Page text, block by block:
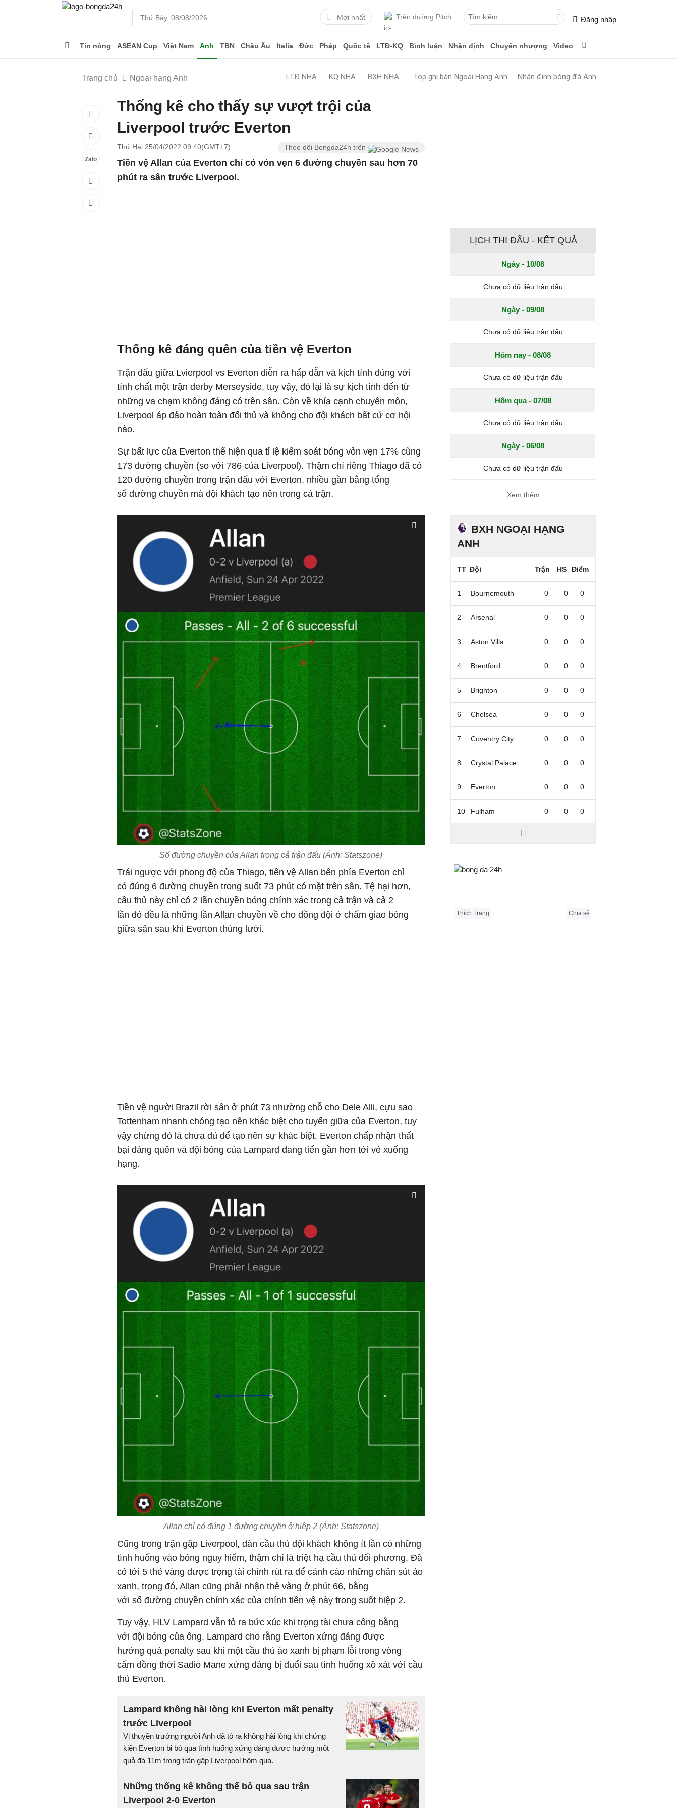
Thứ Bảy, 08/08/2026 Mới nhất Trên đường Pitch Đăng nhập
Tin nóng ASEAN Cup Việt Nam Anh TBN Châu Âu Italia Đức Pháp Quốc tế LTĐ-KQ Bình luận Nhận định Chuyển nhượng Video
Trang chủ Ngoại hạng Anh LTĐ NHA KQ NHA BXH NHA Top ghi bàn Ngoại Hạng Anh Nhận định bóng đá Anh
Zalo
Thống kê cho thấy sự vượt trội của
Liverpool trước Everton
Thứ Hai 25/04/2022 09:40(GMT+7) Theo dõi Bongda24h trên
Tiền vệ Allan của Everton chỉ có vỏn vẹn 6 đường chuyền sau hơn 70
phút ra sân trước Liverpool.
Thống kê đáng quên của tiền vệ Everton
Trận đấu giữa Lvierpool vs Everton diễn ra hấp dẫn và kịch tính đúng với
tính chất một trận derby Merseyside, tuy vậy, đó lại là sự kịch tính đến từ
những va chạm không đáng có trên sân. Còn về khía cạnh chuyên môn,
Liverpool áp đảo hoàn toàn đối thủ và không cho đội khách bất cứ cơ hội
nào.
Sự bất lực của Everton thể hiện qua tỉ lệ kiểm soát bóng vỏn vẹn 17% cùng
173 đường chuyền (so với 786 của Liverpool). Thậm chí riêng Thiago đã có
120 đường chuyền trong trận đấu với Everton, nhiều gần bằng tổng
số đường chuyền mà đội khách tạo nên trong cả trận.
Số đường chuyền của Allan trong cả trận đấu (Ảnh: Statszone)
Trái ngược với phong độ của Thiago, tiền vệ Allan bên phía Everton chỉ
có đúng 6 đường chuyền trong suốt 73 phút có mặt trên sân. Tệ hại hơn,
cầu thủ này chỉ có 2 lần chuyền bóng chính xác trong cả trận và cả 2
lần đó đều là những lần Allan chuyền về cho đồng đội ở chấm giao bóng
giữa sân sau khi Everton thủng lưới.
Tiền vệ người Brazil rời sân ở phút 73 nhường chỗ cho Dele Alli, cựu sao
Tottenham nhanh chóng tạo nên khác biệt cho tuyến giữa của Everton, tuy
vậy chừng đó là chưa đủ để tạo nên sự khác biệt, Everton chấp nhận thất
bại đáng quên và đội bóng của Lampard đang tiến gần hơn tới vé xuống
hạng.
Allan chỉ có đúng 1 đường chuyền ở hiệp 2 (Ảnh: Statszone)
Cũng trong trận gặp Liverpool, dàn cầu thủ đội khách không ít lần có những
tình huống vào bóng nguy hiểm, thậm chí là triệt hạ cầu thủ đối phương. Đã
có tới 5 thẻ vàng được trọng tài chính rút ra để cảnh cáo những chân sút áo
xanh, trong đó, Allan cũng phải nhận thẻ vàng ở phút 66, bằng
với số đường chuyền chính xác của chính tiền vệ này trong suốt hiệp 2.
Tuy vậy, HLV Lampard vẫn tỏ ra bức xúc khi trọng tài chưa công bằng
với đội bóng của ông. Lampard cho rằng Everton xứng đáng được
hưởng quả penalty sau khi một cầu thủ áo xanh bị phạm lỗi trong vòng
cấm đồng thời Sadio Mane xứng đáng bị đuổi sau tình huống xô xát với cầu
thủ Everton.
Lampard không hài lòng khi Everton mất penalty
trước Liverpool
Vị thuyền trưởng người Anh đã tỏ ra không hài lòng khi chứng
kiến Everton bị bỏ qua tình huống xứng đáng được hưởng một
quả đá 11m trong trận gặp Liverpool hôm qua.
Những thống kê không thể bỏ qua sau trận
Liverpool 2-0 Everton
LỊCH THI ĐẤU - KẾT QUẢ
Ngày - 10/08
Chưa có dữ liệu trận đấu
Ngày - 09/08
Chưa có dữ liệu trận đấu
Hôm nay - 08/08
Chưa có dữ liệu trận đấu
Hôm qua - 07/08
Chưa có dữ liệu trận đấu
Ngày - 06/08
Chưa có dữ liệu trận đấu
Xem thêm
BXH NGOẠI HẠNG
ANH
TT Đội Trận HS Điểm
1 Bournemouth 0 0 0
2 Arsenal 0 0 0
3 Aston Villa 0 0 0
4 Brentford 0 0 0
5 Brighton 0 0 0
6 Chelsea 0 0 0
7 Coventry City 0 0 0
8 Crystal Palace 0 0 0
9 Everton 0 0 0
10 Fulham 0 0 0
Thích Trang Chia sẻ